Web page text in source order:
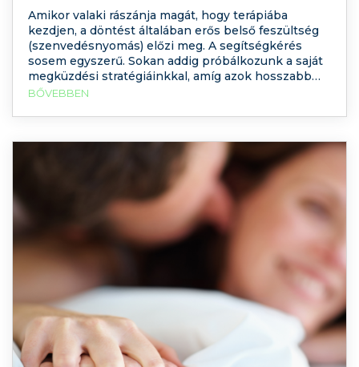
Amikor valaki rászánja magát, hogy terápiába
kezdjen, a döntést általában erős belső feszültség
(szenvedésnyomás) előzi meg. A segítségkérés
sosem egyszerű. Sokan addig próbálkozunk a saját
megküzdési stratégiáinkkal, amíg azok hosszabb
távon sem segítenek a változás elérésében. A
BŐVEBBEN